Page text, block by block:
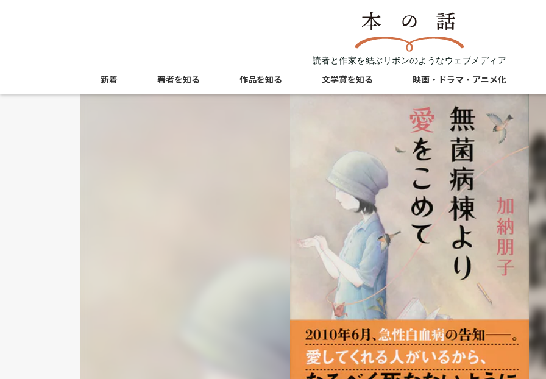
読者と作家を結ぶリボンのようなウェブメディア
新着 著者を知る 作品を知る 文学賞を知る 映画・ドラマ・アニメ化